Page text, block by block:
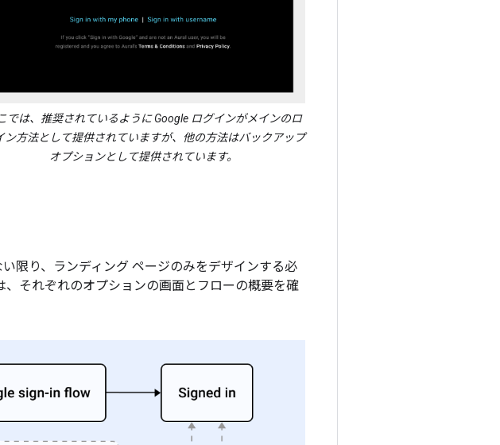
では、推奨されているように Google ログインがメインのロ
ン方法として提供されていますが、他の方法はバックアップ
オプションとして提供されています。
限り、ランディング ページのみをデザインする必
、それぞれのオプションの画面とフローの概要を確